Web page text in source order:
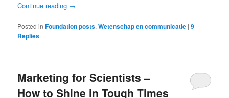
Continue reading →
Posted in Foundation posts,Wetenschap en communicatie |9
Replies
Marketing for Scientists –
How to Shine in Tough Times